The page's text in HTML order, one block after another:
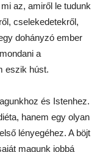
az, amiről le tudunk
cselekedetekről,
dohányzó ember
a
eszik húst.
és Istenhez.
hanem egy olyan
lényegéhez. A böjt
magunk jobbá